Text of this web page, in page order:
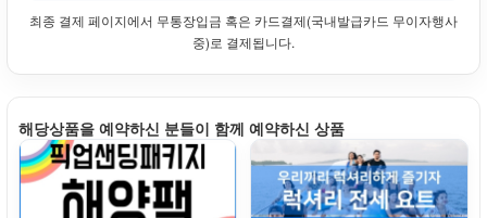
최종 결제 페이지에서 무통장입금 혹은 카드결제(국내발급카드 무이자행사
중)로 결제됩니다.
해당상품을 예약하신 분들이 함께 예약하신 상품